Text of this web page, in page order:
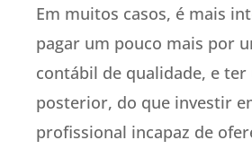
Em muitos casos, é mais
pagar um pouco mais por
contábil de qualidade, e
posterior, do que investir
profissional incapaz de